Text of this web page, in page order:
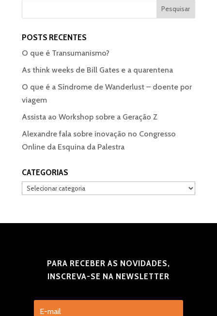
POSTS RECENTES
O que é Transumanismo?
As think weeks de Bill Gates e a quarentena
O que é a Síndrome de Wanderlust – doente por
viagem
Assista ao Workshop sobre a Geração Z
Alexandre fala sobre inovação no Congresso
Online da Esquina da Palestra
CATEGORIAS
Categorias
PARA RECEBER AS NOVIDADES,
INSCREVA-SE NA NEWSLETTER